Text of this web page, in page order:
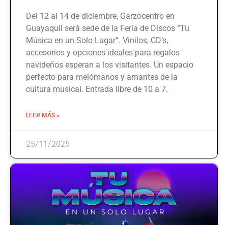
Del 12 al 14 de diciembre, Garzocentro en
Guayaquil será sede de la Feria de Discos “Tu
Música en un Solo Lugar”. Vinilos, CD’s,
accesorios y opciones ideales para regalos
navideños esperan a los visitantes. Un espacio
perfecto para melómanos y amantes de la
cultura musical. Entrada libre de 10 a 7.
LEER MÁS »
25/11/2025